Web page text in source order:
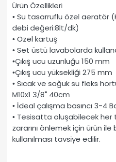
Ürün Özellikleri
• Su tasarruflu özel aeratör
debi değeri:8lt/dk)
• Özel kartuş
• Set üstü lavabolarda
•Çıkış ucu uzunluğu 150 mm
•Çıkış ucu yüksekliği 275 mm
• Sıcak ve soğuk su fleks
M10x1 3/8" 40cm
• İdeal çalışma basıncı 3-4
• Tesisatta oluşabilecek her
zararını önlemek için ürün
kullanılması tavsiye edilir.